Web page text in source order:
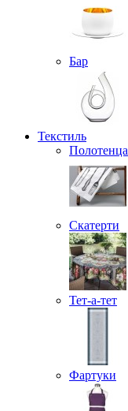
Бар
Текстиль
Полотенца
Скатерти
Тет-а-тет
Фартуки